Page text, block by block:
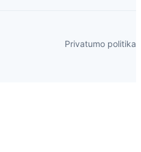
Privatumo politika